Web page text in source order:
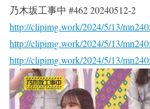
乃木坂工事中 #462 20240512-2
http://clipimg.work/2024/5/13/
http://clipimg.work/2024/5/13/
http://clipimg.work/2024/5/13/